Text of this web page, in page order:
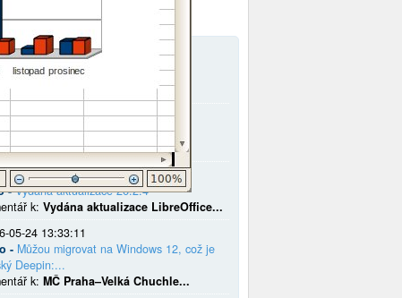
08-08 13:33:31
-Líbi sa Váš softvér.
k:
LibreOffice 25.2.7 přináší...
08-08 13:31:57
-Chcem ho používať na win7
k:LibreOffice 25.2.7 přináší...
06-09 18:51:27
-Vydána aktualizace 26.2.4
k: Vydána aktualizace LibreOffice...
05-24 13:33:11
- Můžou migrovat na Windows 12, což je
Deepin:...
k: MČ Praha–Velká Chuchle...